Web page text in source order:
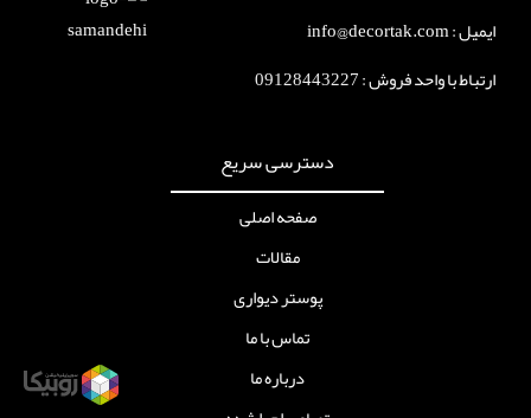
دسترسی سریع
صفحه اصلی
مقالات
پوستر دیواری
تماس با ما
درباره ما
ایمیل : info@decortak.com
ارتباط با واحد فروش :09128443227